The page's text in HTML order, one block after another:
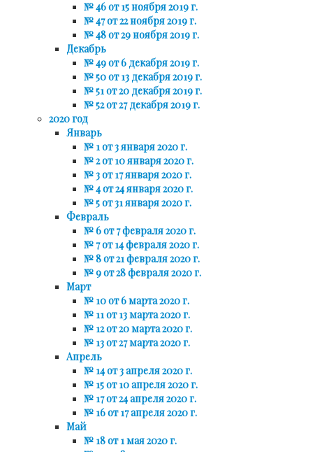
№ 46 от 15 ноября 2019 г.
№ 47 от 22 ноября 2019 г.
№ 48 от 29 ноября 2019 г.
Декабрь
№ 49 от 6 декабря 2019 г.
№ 50 от 13 декабря 2019 г.
№ 51 от 20 декабря 2019 г.
№ 52 от 27 декабря 2019 г.
2020 год
Январь
№ 1 от 3 января 2020 г.
№ 2 от 10 января 2020 г.
№ 3 от 17 января 2020 г.
№ 4 от 24 января 2020 г.
№ 5 от 31 января 2020 г.
Февраль
№ 6 от 7 февраля 2020 г.
№ 7 от 14 февраля 2020 г.
№ 8 от 21 февраля 2020 г.
№ 9 от 28 февраля 2020 г.
Март
№ 10 от 6 марта 2020 г.
№ 11 от 13 марта 2020 г.
№ 12 от 20 марта 2020 г.
№ 13 от 27 марта 2020 г.
Апрель
№ 14 от 3 апреля 2020 г.
№ 15 от 10 апреля 2020 г.
№ 17 от 24 апреля 2020 г.
№ 16 от 17 апреля 2020 г.
Май
№ 18 от 1 мая 2020 г.